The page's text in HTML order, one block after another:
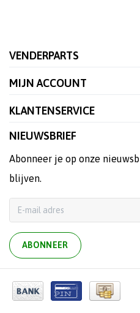
VENDERPARTS
MIJN ACCOUNT
KLANTENSERVICE
NIEUWSBRIEF
Abonneer je op onze
blijven.
ABONNEER